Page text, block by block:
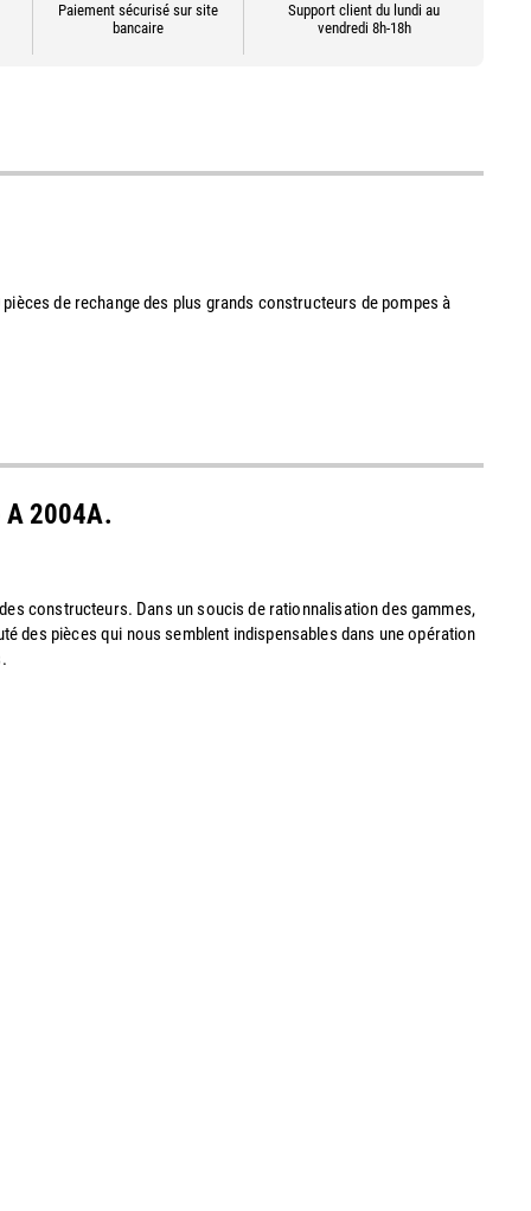
Paiement sécurisé sur site
bancaire
Support client du lundi au
vendredi 8h-18h
de rechange des plus grands constructeurs de pompes à
A 2004A.
constructeurs. Dans un soucis de rationnalisation des gammes,
des pièces qui nous semblent indispensables dans une opération